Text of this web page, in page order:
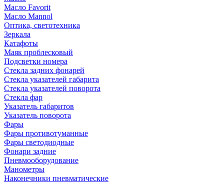
Масло Favorit
Масло Mannol
Оптика, светотехника
Зеркала
Катафоты
Маяк проблесковый
Подсветки номера
Стекла задних фонарей
Стекла указателей габарита
Стекла указателей поворота
Стекла фар
Указатель габаритов
Указатель поворота
Фары
Фары противотуманные
Фары светодиодные
Фонари задние
Пневмооборудование
Манометры
Наконечники пневматические